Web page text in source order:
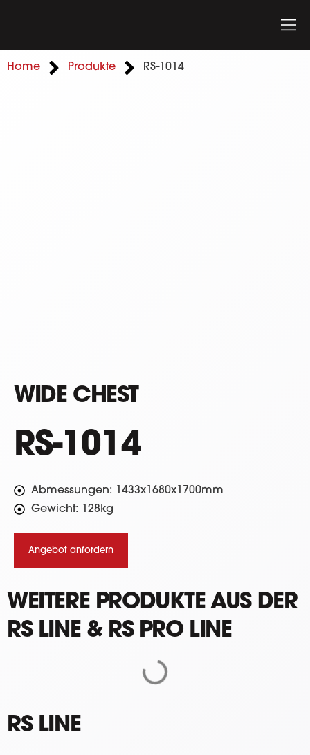
Home Produkte RS-1014
WIDE CHEST
RS-1014
Abmessungen: 1433x1680x1700mm
Gewicht: 128kg
Angebot anfordern
WEITERE PRODUKTE AUS DER
RS LINE & RS PRO LINE
RS LINE